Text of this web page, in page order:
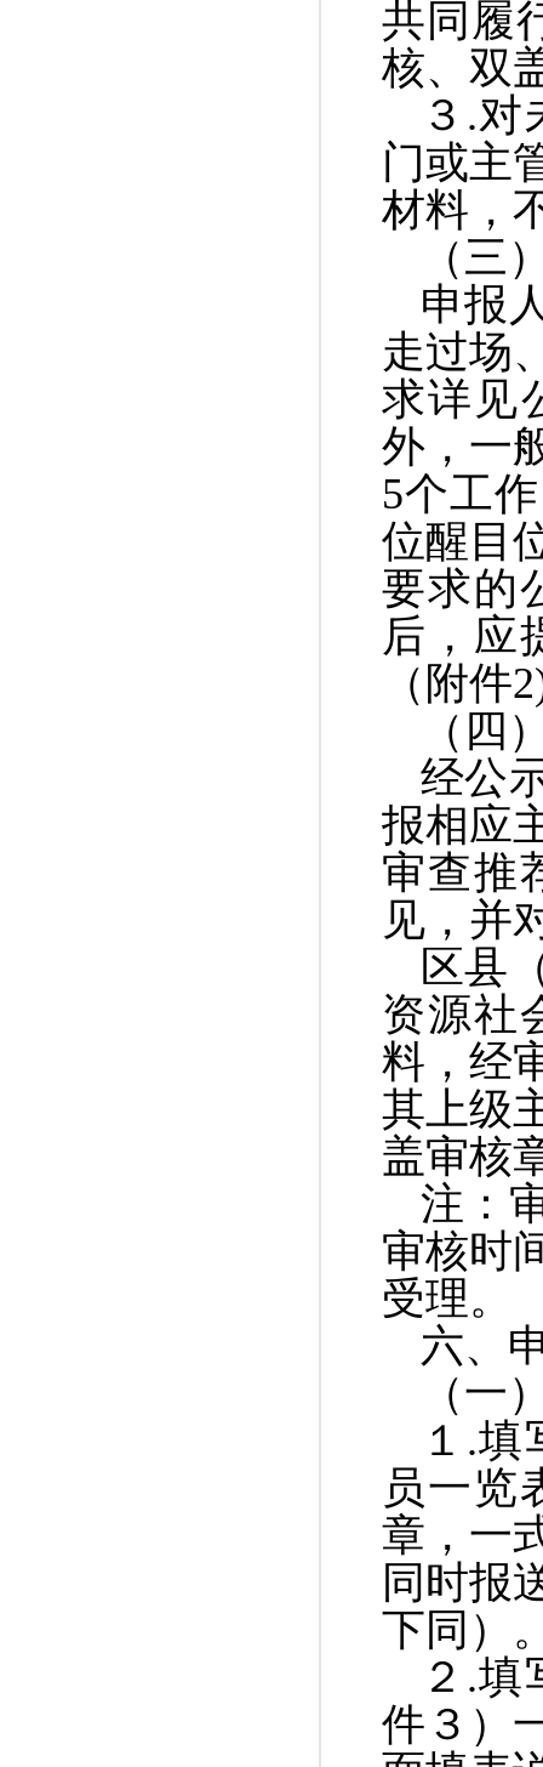
共同履
核、双
３.
门或主
材料，
（三
申报
走过场
求详见
外，一
5个工
位醒目
要求的
后，应
（附件
（四
经公
报相应
审查推
见，并
区县
资源社
料，经
其上级
盖审核
注：
审核时
受理。
六、
（一
１ .填
员一览
章，一
同时报
下同）
２ .填
件 ３ ）